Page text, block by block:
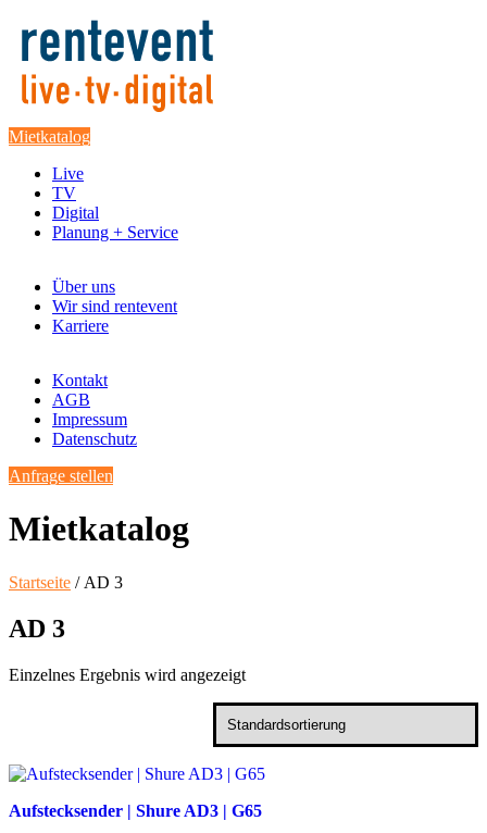
Mietkatalog
Live
TV
Digital
Planung + Service
Über uns
Wir sind rentevent
Karriere
Kontakt
AGB
Impressum
Datenschutz
Anfrage stellen
Mietkatalog
Startseite / AD 3
AD 3
Einzelnes Ergebnis wird angezeigt
Aufstecksender | Shure AD3 | G65